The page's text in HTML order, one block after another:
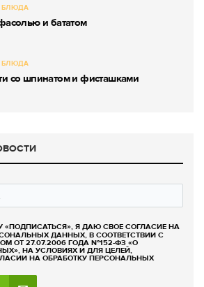
БЛЮДА
и бататом
БЛЮДА
со шпинатом и фисташками
Я ДАЮ СВОЕ СОГЛАСИЕ НА
ДАННЫХ, В СООТВЕТСТВИИ С
ОТ 27.07.2006 ГОДА №152-ФЗ «О
НА УСЛОВИЯХ И ДЛЯ ЦЕЛЕЙ,
НА ОБРАБОТКУ ПЕРСОНАЛЬНЫХ